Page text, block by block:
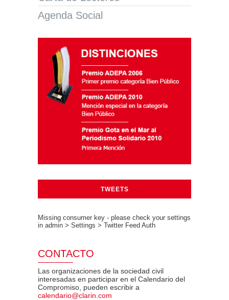
Agenda Social
TWEETS
Missing consumer key - please check your settings
in admin > Settings > Twitter Feed Auth
CONTACTO
Las organizaciones de la sociedad civil
interesadas en participar en el Calendario del
Compromiso, pueden escribir a
calendario@clarin.com